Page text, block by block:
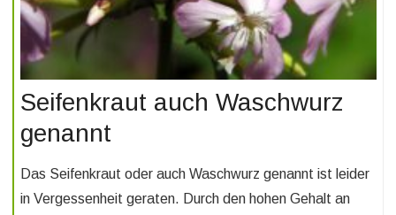
Seifenkraut auch Waschwurz
genannt
Das Seifenkraut oder auch Waschwurz genannt ist leider
in Vergessenheit geraten. Durch den hohen Gehalt an